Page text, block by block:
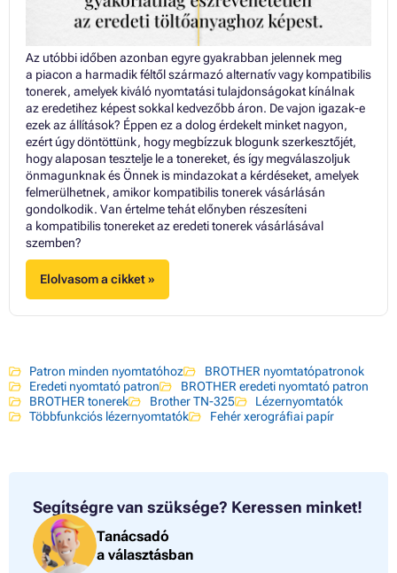
Az utóbbi időben azonban egyre gyakrabban jelennek meg
a piacon a harmadik féltől származó alternatív vagy kompatibilis
tonerek, amelyek kiváló nyomtatási tulajdonságokat kínálnak
az eredetihez képest sokkal kedvezőbb áron. De vajon igazak-e
ezek az állítások? Éppen ez a dolog érdekelt minket nagyon,
ezért úgy döntöttünk, hogy megbízzuk blogunk szerkesztőjét,
hogy alaposan tesztelje le a tonereket, és így megválaszoljuk
önmagunknak és Önnek is mindazokat a kérdéseket, amelyek
felmerülhetnek, amikor kompatibilis tonerek vásárlásán
gondolkodik. Van értelme tehát előnyben részesíteni
a kompatibilis tonereket az eredeti tonerek vásárlásával
szemben?
Elolvasom a cikket »
Patron minden nyomtatóhoz
BROTHER nyomtatópatronok
Eredeti nyomtató patron
BROTHER eredeti nyomtató patron
BROTHER tonerek
Brother TN-325
Lézernyomtatók
Többfunkciós lézernyomtatók
Fehér xerográfiai papír
Segítségre van szüksége? Keressen minket!
Tanácsadó
a választásban